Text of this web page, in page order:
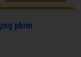
phim